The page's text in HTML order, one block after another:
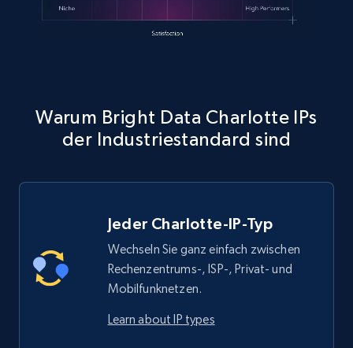
Warum Bright Data Charlotte IPs
der Industriestandard sind
Jeder Charlotte-IP-Typ
Wechseln Sie ganz einfach zwischen
Rechenzentrums-, ISP-, Privat- und
Mobilfunknetzen.
Learn about IP types